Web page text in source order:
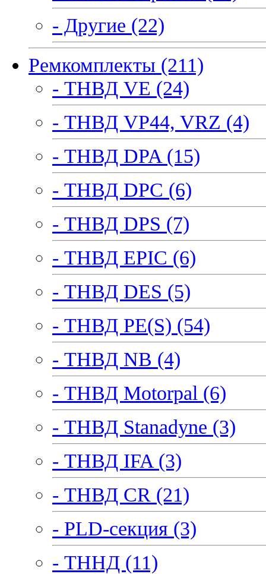
- Другие (22)
Ремкомплекты (211)
- ТНВД VE (24)
- ТНВД VP44, VRZ (4)
- ТНВД DPA (15)
- ТНВД DPC (6)
- ТНВД DPS (7)
- ТНВД EPIC (6)
- ТНВД DES (5)
- ТНВД PE(S) (54)
- ТНВД NB (4)
- ТНВД Motorpal (6)
- ТНВД Stanadyne (3)
- ТНВД IFA (3)
- ТНВД CR (21)
- PLD-секция (3)
- ТННД (11)